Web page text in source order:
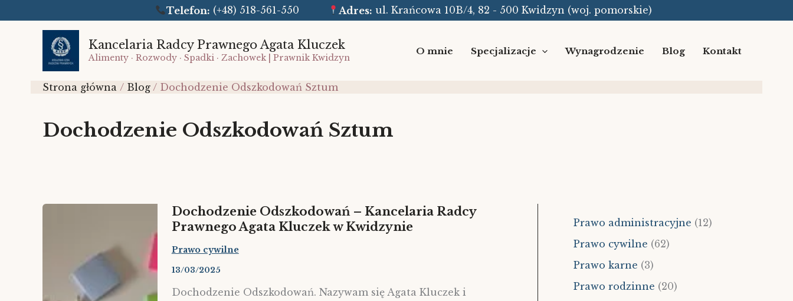
Telefon: (+48) 518-561-550 Adres: ul. Krańcowa 10B/4, 82 - 500 Kwidzyn (woj. pomorskie)
Kancelaria Radcy Prawnego Agata Kluczek
Alimenty · Rozwody · Spadki · Zachowek | Prawnik Kwidzyn
O mnie Specjalizacje Wynagrodzenie Blog Kontakt
Strona główna Blog Dochodzenie Odszkodowań Sztum
Dochodzenie Odszkodowań Sztum
Dochodzenie Odszkodowań – Kancelaria Radcy
Prawnego Agata Kluczek w Kwidzynie
Prawo cywilne
13/03/2025
Dochodzenie Odszkodowań. Nazywam się Agata Kluczek i
Prawo administracyjne (12)
Prawo cywilne (62)
Prawo karne (3)
Prawo rodzinne (20)